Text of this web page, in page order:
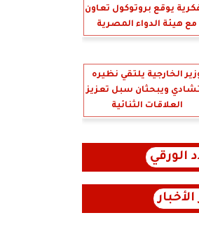
يوقع بروتوكول تعاون
مع هيئة الدواء المصرية
الخارجية يلتقي نظيره
ويبحثان سبل تعزيز
العلاقات الثنائية
الورقي
الأخبار